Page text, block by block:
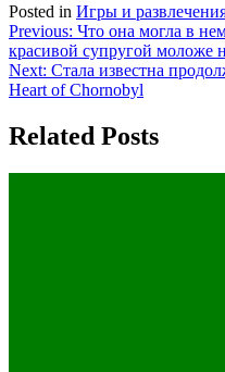
Posted in Игры и
Навигация
по
записям
Previous: Что она могла в
красивой супругой моложе
Next: Стала известна
Heart of Chornobyl
Related Posts